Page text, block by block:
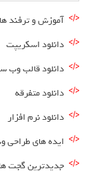
آموزش و ترفند ها
دانلود اسکریپت
دانلود قالب وب
دانلود متفرقه
دانلود نرم افزار
ایده های طراحی
جدیدترین گجت